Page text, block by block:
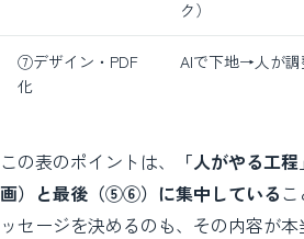
ク）
⑦デザイン・PDF
化
AIで下地→人が調
この表のポイントは、
「人がやる工
画）と最後（⑤⑥）に集中している
ッセージを決めるのも、その内容が